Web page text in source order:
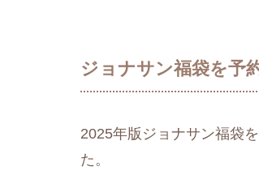
ジョナサン福袋を予
2025年版ジョナサン福袋
た。